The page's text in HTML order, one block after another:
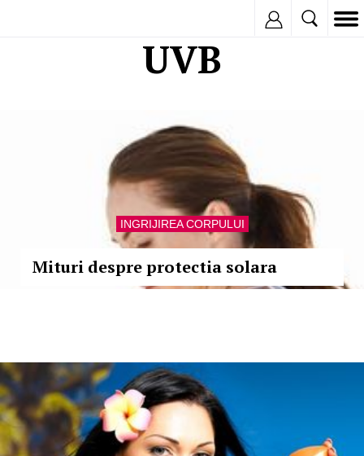
UVB
INGRIJIREA CORPULUI
Mituri despre protectia solara